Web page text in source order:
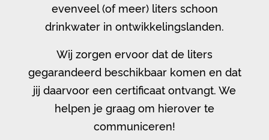
evenveel (of meer) liters schoon
drinkwater in ontwikkelingslanden.
Wij zorgen ervoor dat de liters
gegarandeerd beschikbaar komen en dat
jij daarvoor een certificaat ontvangt. We
helpen je graag om hierover te
communiceren!